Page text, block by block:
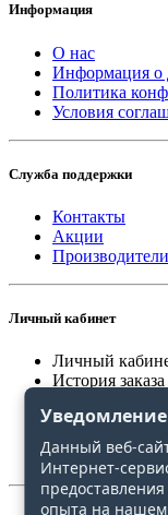
Информация
О нас
Информация о
Политика
Условия
Служба поддержки
Контакты
Акции
Производители
Личный кабинет
Личный
История заказа
Сравнение
Уведомление
Данный веб-
Интернет-
опыта на нашем